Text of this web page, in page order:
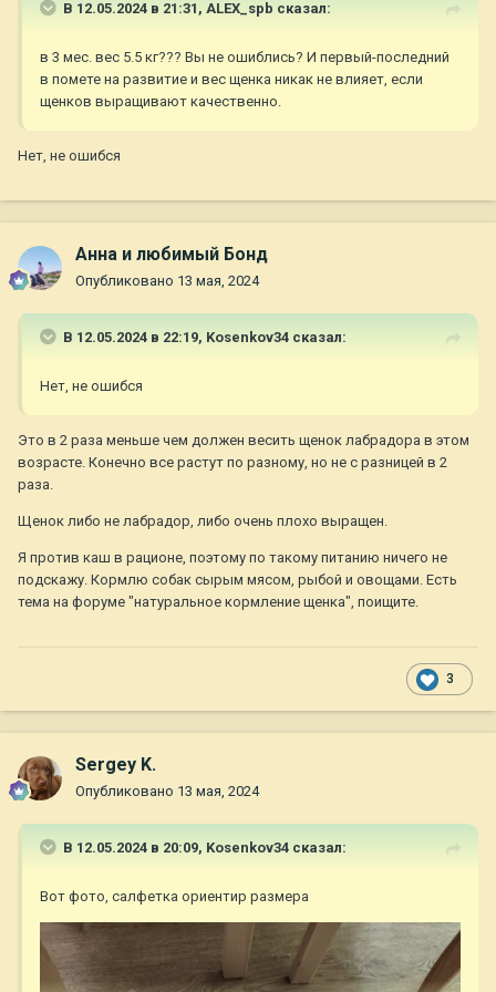
В 12.05.2024 в 21:31, ALEX_spb сказал:
в 3 мес. вес 5.5 кг??? Вы не ошиблись? И первый-последний
в помете на развитие и вес щенка никак не влияет, если
щенков выращивают качественно.
Нет, не ошибся
Анна и любимый Бонд
Опубликовано 13 мая, 2024
В 12.05.2024 в 22:19, Kosenkov34 сказал:
Нет, не ошибся
Это в 2 раза меньше чем должен весить щенок лабрадора в этом
возрасте. Конечно все растут по разному, но не с разницей в 2
раза.
Щенок либо не лабрадор, либо очень плохо выращен.
Я против каш в рационе, поэтому по такому питанию ничего не
подскажу. Кормлю собак сырым мясом, рыбой и овощами. Есть
тема на форуме "натуральное кормление щенка", поищите.
3
Sergey K.
Опубликовано 13 мая, 2024
В 12.05.2024 в 20:09, Kosenkov34 сказал:
Вот фото, салфетка ориентир размера